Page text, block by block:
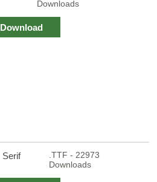
Downloads
Download
Serif
.TTF - 22973
Downloads